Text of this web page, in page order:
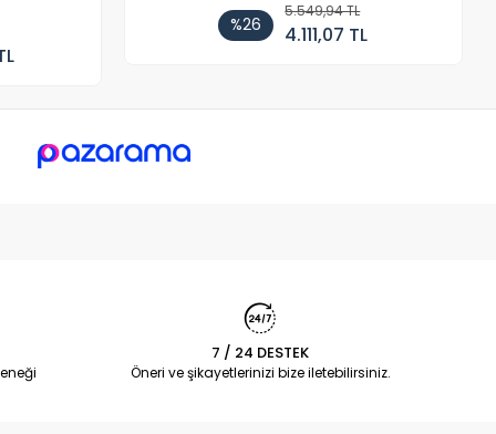
%26
5.549,94 TL
4.111,07 TL
7 / 24 DESTEK
Öneri ve şikayetlerinizi bize iletebilirsiniz.